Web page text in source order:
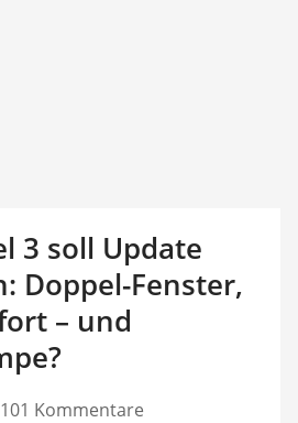
3 soll Update
Doppel-Fenster,
– und
101 Kommentare